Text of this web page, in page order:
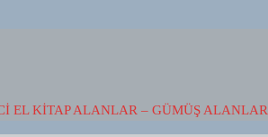
EL KITAP ALANLAR – GÜMÜŞ ALANLAR